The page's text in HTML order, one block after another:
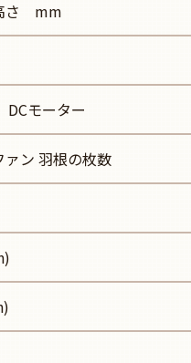
さ mm
DCモーター
ァン 羽根の枚数